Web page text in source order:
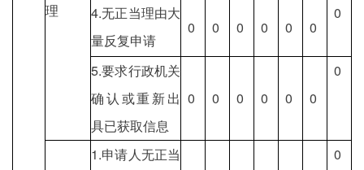
理
4.无正当理由大
量反复申请
0 0 0 0 0 0
0
5.要求行政机关
确认或重新出
具已获取信息
0 0 0 0 0 0
0
1.申请人无正当
0